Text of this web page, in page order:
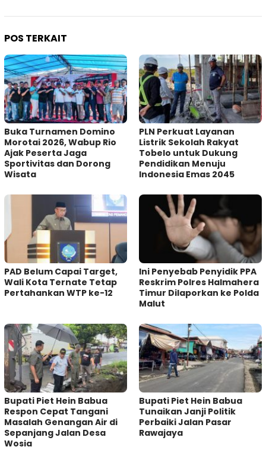
POS TERKAIT
Buka Turnamen Domino
Morotai 2026, Wabup Rio
Ajak Peserta Jaga
Sportivitas dan Dorong
Wisata
PLN Perkuat Layanan
Listrik Sekolah Rakyat
Tobelo untuk Dukung
Pendidikan Menuju
Indonesia Emas 2045
PAD Belum Capai Target,
Wali Kota Ternate Tetap
Pertahankan WTP ke-12
Ini Penyebab Penyidik PPA
Reskrim Polres Halmahera
Timur Dilaporkan ke Polda
Malut
Bupati Piet Hein Babua
Respon Cepat Tangani
Masalah Genangan Air di
Sepanjang Jalan Desa
Wosia
Bupati Piet Hein Babua
Tunaikan Janji Politik
Perbaiki Jalan Pasar
Rawajaya